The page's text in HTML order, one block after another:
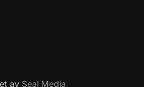
av Seal Media